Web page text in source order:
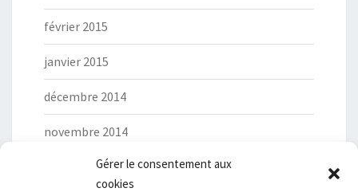
Gérer le consentement aux
cookies
février 2015
janvier 2015
décembre 2014
novembre 2014